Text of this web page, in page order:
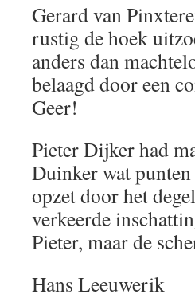
Gerard van
rustig de hoek
anders dan
belaagd door een
Geer!
Pieter Dijker had
Duinker wat
opzet door het
verkeerde
Pieter, maar de
Hans Leeuwerik